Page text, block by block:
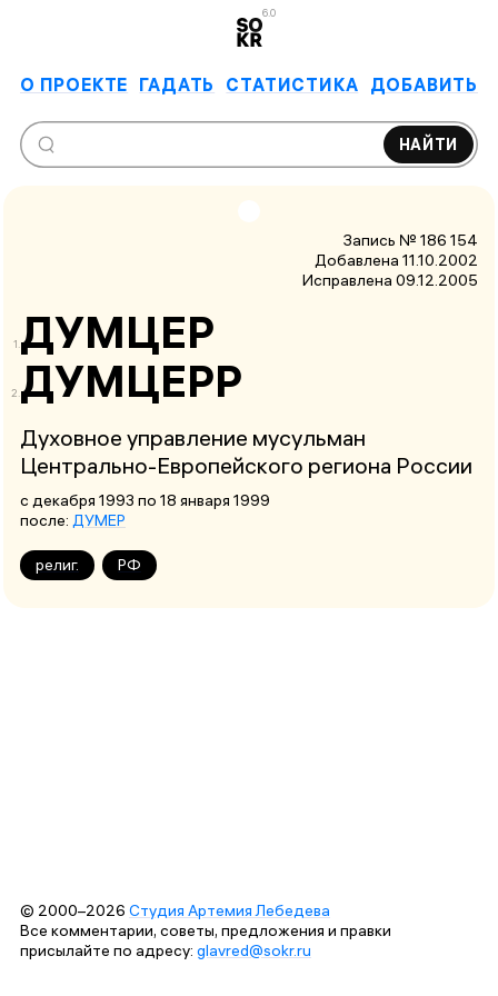
6.0
О ПРОЕКТЕ ГАДАТЬ СТАТИСТИКА ДОБАВИТЬ
НАЙТИ
Запись № 186 154
Добавлена 11.10.2002
Исправлена 09.12.2005
ДУМЦЕР
ДУМЦЕРР
Духовное управление мусульман
Центрально-Европейского региона России
с декабря 1993 по 18 января 1999
после: ДУМЕР
религ. РФ
© 2000–2026 Студия Артемия Лебедева
Все комментарии, советы, предложения и правки
присылайте по адресу: glavred@sokr.ru